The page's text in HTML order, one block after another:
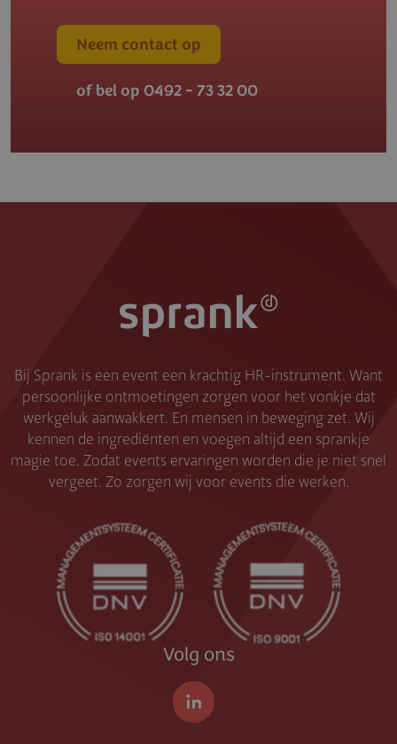
Neem contact op
of bel op 0492 - 73 32 00
Bij Sprank is een event een krachtig HR-instrument. Want
persoonlijke ontmoetingen zorgen voor het vonkje dat
werkgeluk aanwakkert. En mensen in beweging zet. Wij
kennen de ingrediënten en voegen altijd een sprankje
magie toe. Zodat events ervaringen worden die je niet snel
vergeet. Zo zorgen wij voor events die werken.
Volg ons